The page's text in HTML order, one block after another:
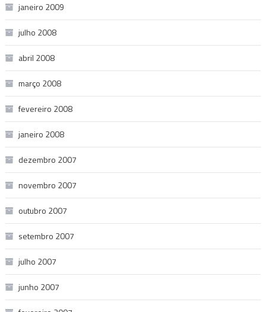
janeiro 2009
julho 2008
abril 2008
março 2008
fevereiro 2008
janeiro 2008
dezembro 2007
novembro 2007
outubro 2007
setembro 2007
julho 2007
junho 2007